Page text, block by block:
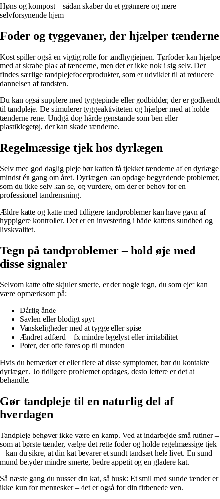
Høns og kompost – sådan skaber du et grønnere og mere
selvforsynende hjem
Foder og tyggevaner, der hjælper tænderne
Kost spiller også en vigtig rolle for tandhygiejnen. Tørfoder kan hjælpe
med at skrabe plak af tænderne, men det er ikke nok i sig selv. Der
findes særlige tandplejefoderprodukter, som er udviklet til at reducere
dannelsen af tandsten.
Du kan også supplere med tyggepinde eller godbidder, der er godkendt
til tandpleje. De stimulerer tyggeaktiviteten og hjælper med at holde
tænderne rene. Undgå dog hårde genstande som ben eller
plastiklegetøj, der kan skade tænderne.
Regelmæssige tjek hos dyrlægen
Selv med god daglig pleje bør katten få tjekket tænderne af en dyrlæge
mindst én gang om året. Dyrlægen kan opdage begyndende problemer,
som du ikke selv kan se, og vurdere, om der er behov for en
professionel tandrensning.
Ældre katte og katte med tidligere tandproblemer kan have gavn af
hyppigere kontroller. Det er en investering i både kattens sundhed og
livskvalitet.
Tegn på tandproblemer – hold øje med
disse signaler
Selvom katte ofte skjuler smerte, er der nogle tegn, du som ejer kan
være opmærksom på:
Dårlig ånde
Savlen eller blodigt spyt
Vanskeligheder med at tygge eller spise
Ændret adfærd – fx mindre legelyst eller irritabilitet
Poter, der ofte føres op til munden
Hvis du bemærker et eller flere af disse symptomer, bør du kontakte
dyrlægen. Jo tidligere problemet opdages, desto lettere er det at
behandle.
Gør tandpleje til en naturlig del af
hverdagen
Tandpleje behøver ikke være en kamp. Ved at indarbejde små rutiner –
som at børste tænder, vælge det rette foder og holde regelmæssige tjek
– kan du sikre, at din kat bevarer et sundt tandsæt hele livet. En sund
mund betyder mindre smerte, bedre appetit og en gladere kat.
Så næste gang du nusser din kat, så husk: Et smil med sunde tænder er
ikke kun for mennesker – det er også for din firbenede ven.